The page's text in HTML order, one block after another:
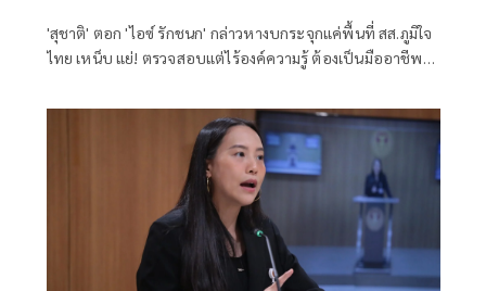
'สุชาติ' ตอก 'ไอซ์ รักชนก' กล่าวหางบกระจุกแค่พื้นที่ สส.ภูมิใจ
ไทย เหน็บ แย่! ตรวจสอบแต่ไร้องค์ความรู้ ต้องเป็นมืออาชีพ
ชอบ